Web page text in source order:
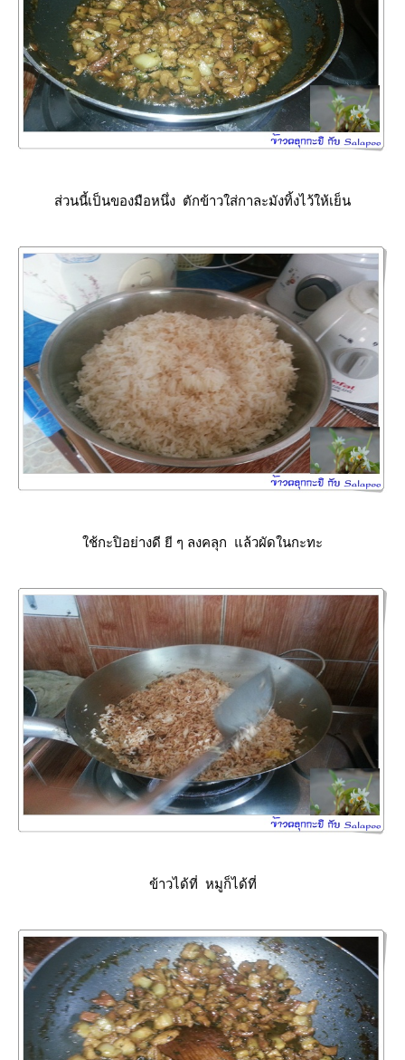
ส่วนนี้เป็นของมือหนึ่ง ตักข้าวใส่กาละมังทิ้งไว้ให้เย็น
ช้กะปิอย่างดี ยี ๆ ลงคลุก แล้วผัดในกะทะ
ข้าวได้ที่ หมูก็ได้ที่